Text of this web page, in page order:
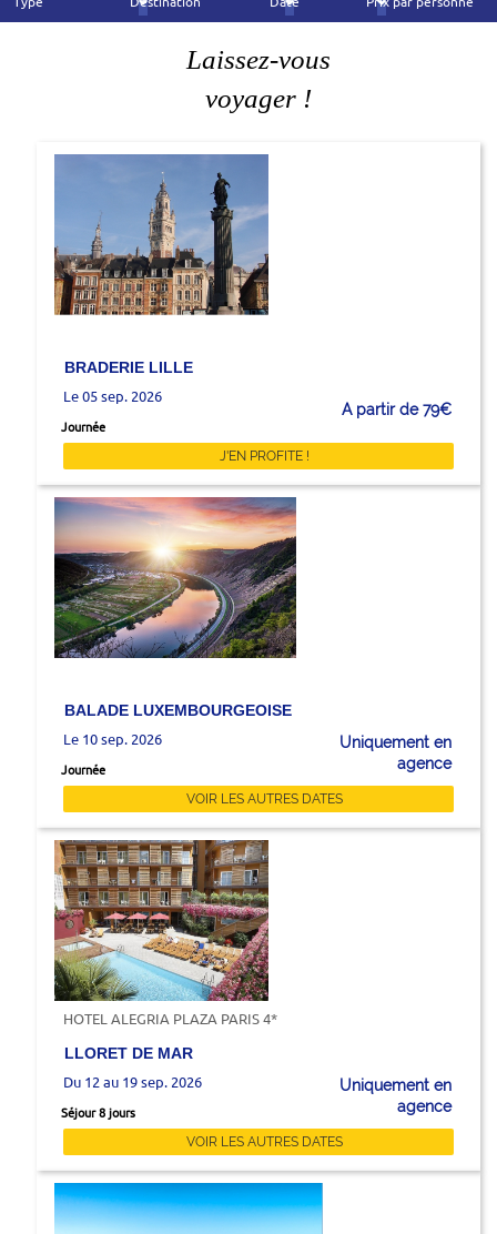
Laissez-vous
voyager !
BRADERIE LILLE
Le 05 sep. 2026
Journée
A partir de 79€
J'EN PROFITE !
BALADE LUXEMBOURGEOISE
Le 10 sep. 2026
Journée
Uniquement en
agence
VOIR LES AUTRES DATES
HOTEL ALEGRIA PLAZA PARIS 4*
LLORET DE MAR
Du 12 au 19 sep. 2026
Séjour 8 jours
Uniquement en
agence
VOIR LES AUTRES DATES